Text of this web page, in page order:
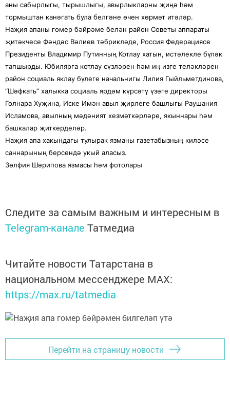
аны сабырлыгы, тырышлыгы, авырлыкларны җиңә һәм
тормыштан канәгать була белгәне өчен хөрмәт итәләр.
Наҗия апаны гомер бәйрәме белән район Советы аппараты
җитәкчесе Фәндәс Вәлиев тәбрикләде, Россия Федерациясе
Президенты Владимир Путинның Котлау хатын, истәлекле бүләк
тапшырды. Юбилярга котлау сүзләрен һәм иң изге теләкләрен
район социаль яклау бүлеге начальнигы Лилия Гыйльметдинова,
“Шәфкать” халыкка социаль ярдәм күрсәтү үзәге директоры
Гөлнара Хуҗина, Иске Имән авыл җирлеге башлыгы Раушания
Исламова, авылның мәдәният хезмәткәрләре, якыннары һәм
башкалар җиткерделәр.
Наҗия апа хакындагы тулырак язманы газетабызның киләсе
саннарының берсендә укый аласыз.
Зөлфия Шәрипова язмасы һәм фотолары
Следите за самым важным и интересным в
Telegram-канале Татмедиа
Читайте новости Татарстана в
национальном мессенджере MАХ:
https://max.ru/tatmedia
Перейти на страницу новости